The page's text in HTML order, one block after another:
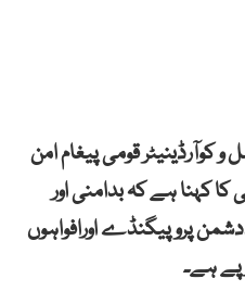
کوآرڈینیٹر قومی پیغام امن
کہنا ہے کہ بدامنی اور
پروپیگنڈے اورافواہوں
ہے۔